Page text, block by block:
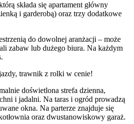
składa się apartament główny
i garderobą) oraz trzy dodatkowe
do dowolnej aranżacji – może
zabaw lub dużego biura. Na każdym
trawnik z rolki w cenie!
doświetlona strefa dzienna,
i jadalni. Na taras i ogród prowadzą
okna. Na parterze znajduje się
oraz dwustanowiskowy garaż.